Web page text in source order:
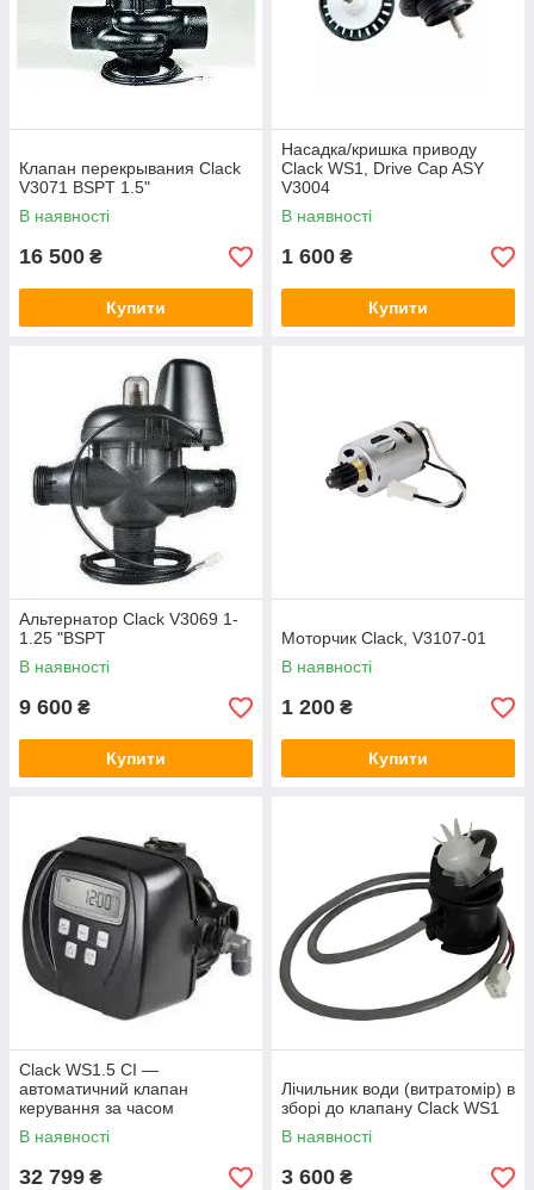
Клапан перекрывания Clack
V3071 BSPT 1.5"
В наявності
16 500 ₴
Купити
Насадка/кришка приводу
Clack WS1, Drive Cap ASY
V3004
В наявності
1 600 ₴
Купити
Альтернатор Clack V3069 1-
1.25 "BSPT
В наявності
9 600 ₴
Купити
Моторчик Clack, V3107-01
В наявності
1 200 ₴
Купити
Clack WS1.5 CI —
автоматичний клапан
керування за часом
В наявності
32 799 ₴
Лічильник води (витратомір) в
зборі до клапану Clack WS1
В наявності
3 600 ₴